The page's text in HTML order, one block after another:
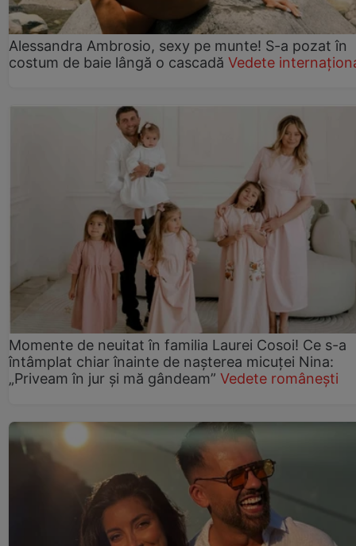
Alessandra Ambrosio, sexy pe munte! S-a pozat în
costum de baie lângă o cascadă Vedete
Momente de neuitat în familia Laurei Cosoi! Ce s-a
întâmplat chiar înainte de nașterea micuței Nina:
„Priveam în jur și mă gândeam” Vedete românești